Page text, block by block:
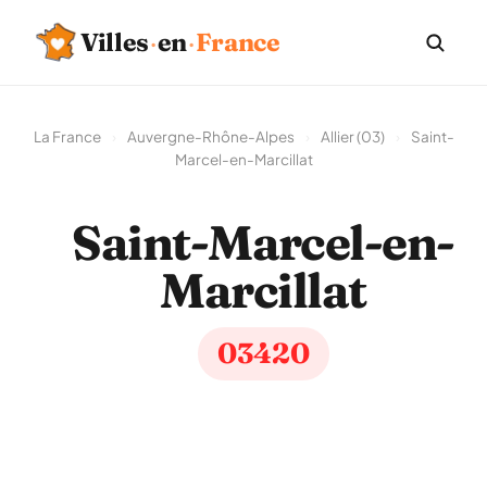
Villes·en·France
La France Auvergne-Rhône-Alpes Allier (03)
Saint-
Marcel-en-Marcillat
Saint-Marcel-en-
Marcillat
03420